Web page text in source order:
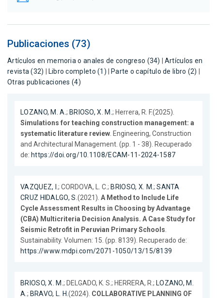
Publicaciones (73)
Artículos en memoria o anales de congreso (34)
Artículos en
revista (32)
Libro completo (1) Parte o capítulo de libro (2)
Otras publicaciones (4)
LOZANO, M. A. ; BRIOSO, X. M. ; Herrera, R. F.(2025).
Simulations for teaching construction management: a
systematic literature review . Engineering, Construction
and Architectural Management. (pp. 1 - 38). Recuperado
de: https://doi.org/10.1108/ECAM-11-2024-1587
VAZQUEZ, I.; CORDOVA, L. C.; BRIOSO, X. M.;SANTA
CRUZ HIDALGO, S. (2021). A Method to Include Life
Cycle Assessment Results in Choosing by Advantage
(CBA) Multicriteria Decision Analysis. A Case Study for
Seismic Retrofit in Peruvian Primary Schools
Sustainability. Volumen: 15. (pp. 8139). Recuperado de:
https://www.mdpi.com/2071-1050/13/15/8139
BRIOSO, X. M. ; DELGADO, K. S.; HERRERA, R.; LOZANO, M.
A. ; BRAVO, L. H.(2024). COLLABORATIVE PLANNING OF